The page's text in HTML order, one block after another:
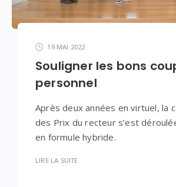
19 MAI 2022
Souligner les bons
personnel
Après deux années en virtuel, la
des Prix du recteur s’est
en formule hybride.
LIRE LA SUITE